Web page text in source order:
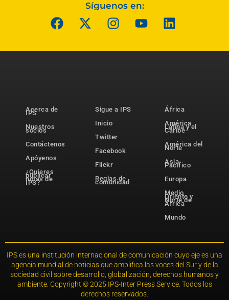
Síguenos en:
Acerca de
IPS
Nuestros
socios
Contáctenos
Apóyenos
¿Quieres
publicar
notas de
IPS?
Sigue a IPS
Inicio
Twitter
Facebook
Flickr
Reglas de
comunidad
África
América
Latina y el
Caribe
América del
Norte
Asia-
Pacífico
Europa
Medio
Oriente y
Norte de
África
Mundo
IPS es una institución internacional de comunicación cuyo eje es una
agencia mundial de noticias que amplifica las voces del Sur y de la
sociedad civil sobre desarrollo, globalización, derechos humanos y
ambiente. Copyright © 2025 IPS-Inter Press Service. Todos los
derechos reservados.